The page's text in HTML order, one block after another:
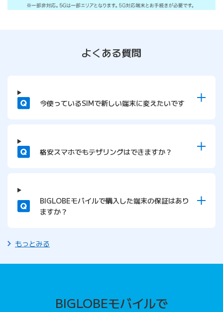
よくある質問
質問 今使っているSIMで新しい端末に変えたいです
質問 格安スマホでもテザリングはできますか？
質問
BIGLOBEモバイルで購入した端末の保証はあり
ますか？
もっとみる
BIGLOBEモバイルで